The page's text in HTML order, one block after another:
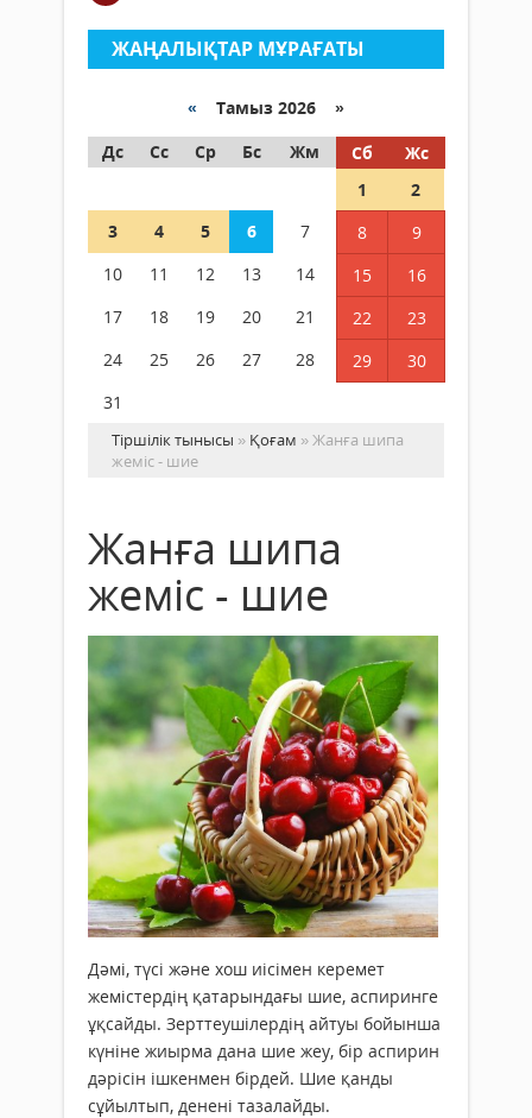
ЖАҢАЛЫҚТАР МҰРАҒАТЫ
« Тамыз 2026 »
Дс
Сс Ср Бс Жм Сб
Жс
1
2
3
4 5 6 7 8
9
10
11 12 13 14 15
16
17
18 19 20 21 22
23
24
25 26 27 28 29
30
31
Тіршілік тынысы » Қоғам » Жанға шипа
жеміс - шие
Жанға шипа
жеміс - шие
Дәмі, түсі және хош иісімен керемет
жемістердің қатарындағы шие, аспиринге
ұқсайды. Зерттеушілердің айтуы бойынша
күніне жиырма дана шие жеу, бір аспирин
дәрісін ішкенмен бірдей. Шие қанды
сұйылтып, денені тазалайды.